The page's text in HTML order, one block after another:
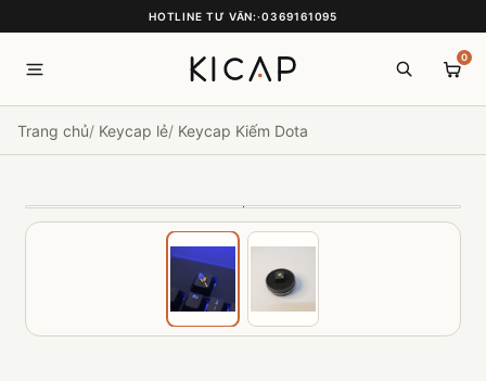
HOTLINE TƯ VẤN:·0369161095
0
Trang chủ Keycap lẻ Keycap Kiếm Dota